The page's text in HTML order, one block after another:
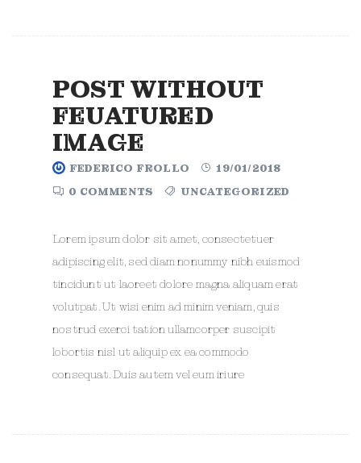
POST WITHOUT
FEUATURED
IMAGE
FEDERICO FROLLO
19/01/2018
0 COMMENTS
UNCATEGORIZED
Lorem ipsum dolor sit amet, consectetuer
adipiscing elit, sed diam nonummy nibh euismod
tincidunt ut laoreet dolore magna aliquam erat
volutpat. Ut wisi enim ad minim veniam, quis
nostrud exerci tation ullamcorper suscipit
lobortis nisl ut aliquip ex ea commodo
consequat. Duis autem vel eum iriure